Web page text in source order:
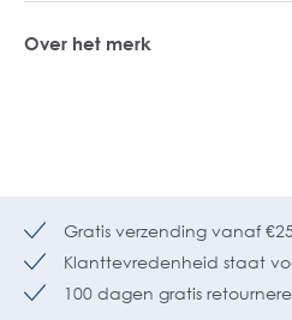
Over het merk
Gratis verzending vanaf
Klanttevredenheid staat
100 dagen gratis